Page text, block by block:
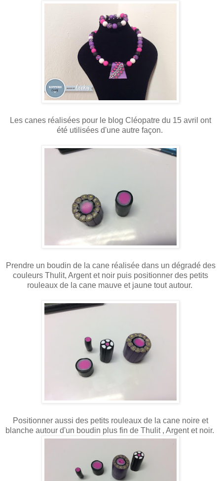
Les canes réalisées pour le blog Cléopatre du 15 avril ont
été utilisées d'une autre façon.
Prendre un boudin de la cane réalisée dans un dégradé des
couleurs Thulit, Argent et noir puis positionner des petits
rouleaux de la cane mauve et jaune tout autour.
Positionner aussi des petits rouleaux de la cane noire et
blanche autour d'un boudin plus fin de Thulit , Argent et noir.